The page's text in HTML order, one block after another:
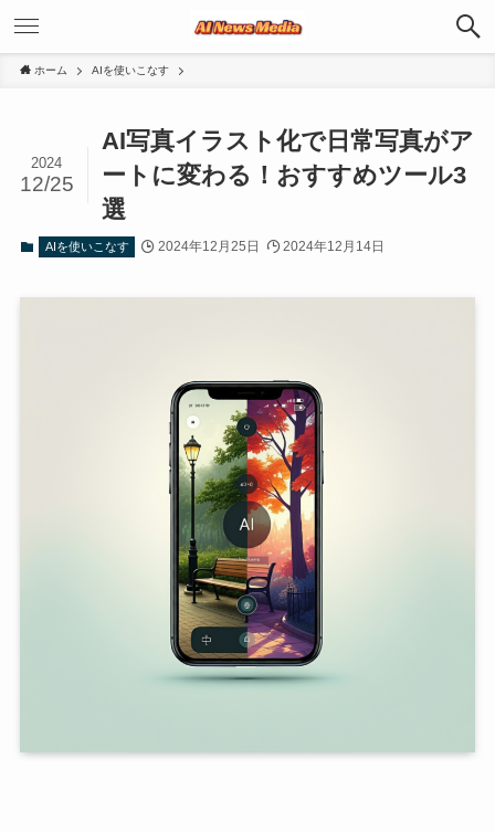
ホーム AIを使いこなす
AI写真イラスト化で日常写真がア
ートに変わる！おすすめツール3
選
2024
12/25
AIを使いこなす 2024年12月25日 2024年12月14日